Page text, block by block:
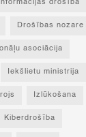
drošība
Drošības nozare
asociācija
Iekšlietu ministrija
Izlūkošana
Kiberdrošība